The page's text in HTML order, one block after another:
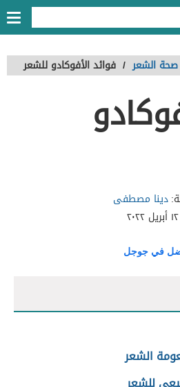
صحة الشعر / فوائد الأفوكادو للشعر
دينا مصطفى
في جوجل
الشعر